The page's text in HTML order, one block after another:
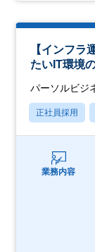
【インフラ
たいIT環境
パーソルビジ
正社員採用
業務内容